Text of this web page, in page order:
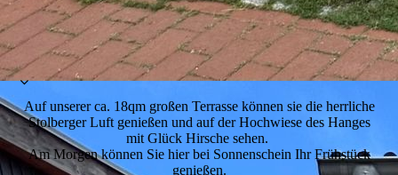
Auf unserer ca. 18qm großen Terrasse können sie die herrliche
Stolberger Luft genießen und auf der Hochwiese des Hanges
mit Glück Hirsche sehen.
Am Morgen können Sie hier bei Sonnenschein Ihr Frühstück
genießen.